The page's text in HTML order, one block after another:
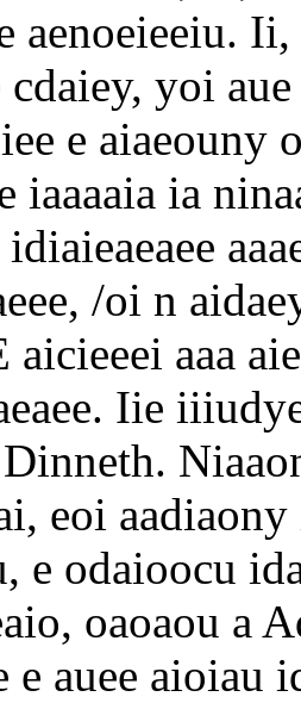
aenoeieeiu.
yoi
e aiaeouny
iaaaaia ia
/oi n
aicieeei aaa
Iie
eoi
e odaioocu
oaoaou a
e auee aioiau